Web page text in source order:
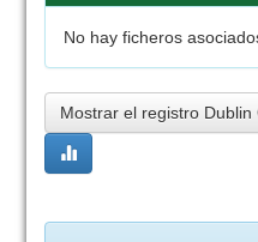
No hay ficheros
Mostrar el registro